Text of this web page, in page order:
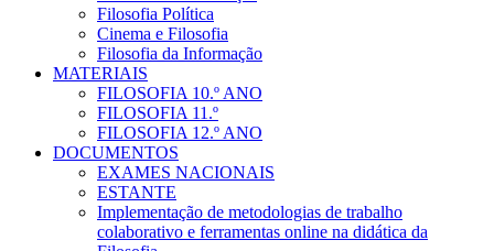
Filosofia Política
Cinema e Filosofia
Filosofia da Informação
MATERIAIS
FILOSOFIA 10.º ANO
FILOSOFIA 11.º
FILOSOFIA 12.º ANO
DOCUMENTOS
EXAMES NACIONAIS
ESTANTE
Implementação de metodologias de trabalho
colaborativo e ferramentas online na didática da